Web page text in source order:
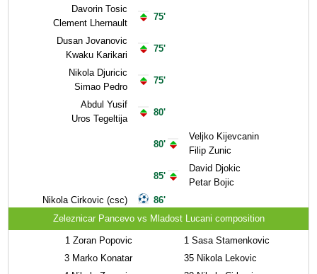
Davorin Tosic
Clement Lhernault
Dusan Jovanovic
Kwaku Karikari
Nikola Djuricic
Simao Pedro
Abdul Yusif
Uros Tegeltija
Nikola Cirkovic (csc)
75'
75'
75'
80'
80'
85'
86'
Veljko Kijevcanin
Filip Zunic
David Djokic
Petar Bojic
Zeleznicar Pancevo vs Mladost Lucani composition
1 Zoran Popovic
3 Marko Konatar
1 Sasa Stamenkovic
35 Nikola Lekovic